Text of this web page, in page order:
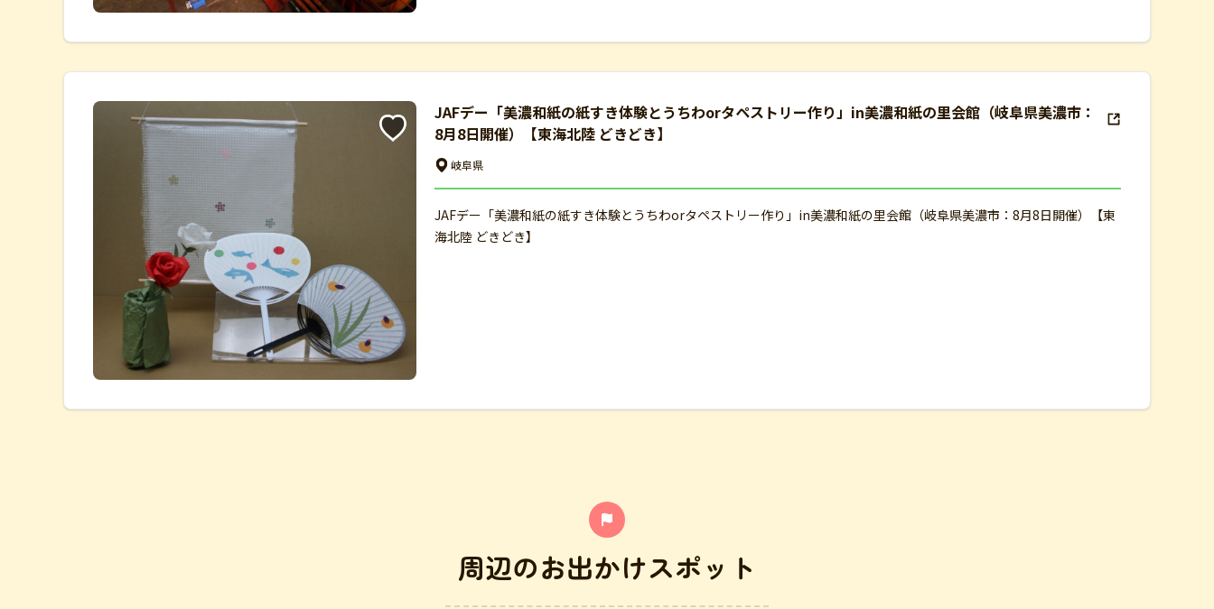
JAFデー「美濃和紙の紙すき体験とうちわorタペストリー作り」in美濃和紙の里会館（岐阜県美濃市：
8月8日開催）【東海北陸 どきどき】
岐阜県
JAFデー「美濃和紙の紙すき体験とうちわorタペストリー作り」in美濃和紙の里会館（岐阜県美濃市：8月8日開催）【東
海北陸 どきどき】
周辺のお出かけスポット